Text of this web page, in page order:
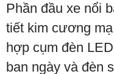
Phần đầu xe nổi
tiết kim cương
hợp cụm đèn
ban ngày và đèn